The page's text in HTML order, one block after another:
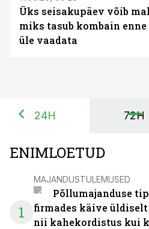
Üks seisakupäev võib
miks tasub kombain
üle vaadata
24H 72H
ENIMLOETUD
1
MAJANDUSTULEMUSED
Põllumajanduse
firmades käive
nii kahekordistus kui